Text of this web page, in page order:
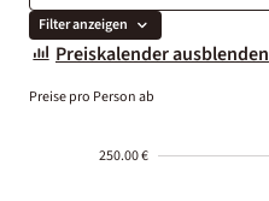
Filter anzeigen
Preiskalender ausblenden
Preise pro Person ab
250.00 €